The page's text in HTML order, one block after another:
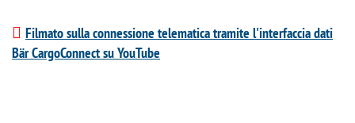
Filmato sulla connessione telematica tramite l'interfaccia dati
Bär CargoConnect su YouTube